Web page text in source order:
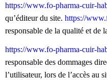
https://www.fo-pharma-cuir-
qu’éditeur du site. https://
responsable de la qualité et de
https://www.fo-pharma-cuir-
responsable des dommages
l’utilisateur, lors de l’accès au